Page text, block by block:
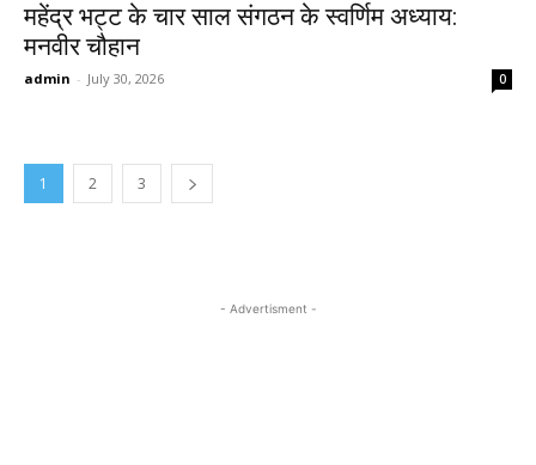
महेंद्र भट्ट के चार साल संगठन के स्वर्णिम अध्याय:
मनवीर चौहान
admin - July 30, 2026 0
1 2 3
- Advertisment -